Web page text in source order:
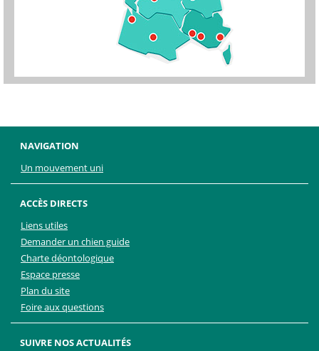
NAVIGATION
Un mouvement uni
ACCÈS DIRECTS
Liens utiles
Demander un chien guide
Charte déontologique
Espace presse
Plan du site
Foire aux questions
SUIVRE NOS ACTUALITÉS